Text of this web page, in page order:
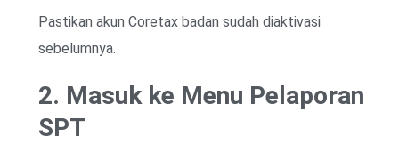
Pastikan akun Coretax badan sudah diaktivasi
sebelumnya.
2. Masuk ke Menu Pelaporan
SPT